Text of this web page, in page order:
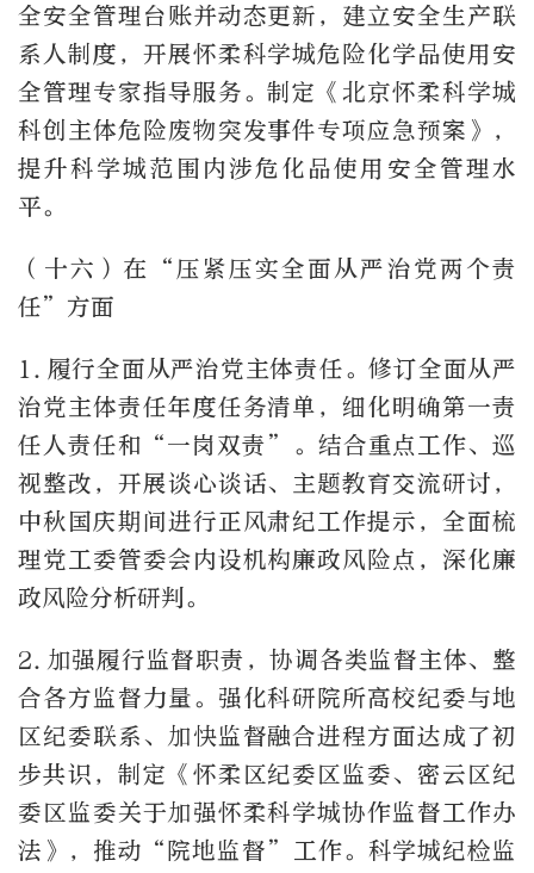
全安全管理台账并动态更新，建立安全生产联
系人制度，开展怀柔科学城危险化学品使用安
全管理专家指导服务。制定《北京怀柔科学城
科创主体危险废物突发事件专项应急预案》，
提升科学城范围内涉危化品使用安全管理水
平。
（十六）在“压紧压实全面从严治党两个责
任”方面
1. 履行全面从严治党主体责任。修订全面从严
治党主体责任年度任务清单，细化明确第一责
任人责任和“一岗双责”。结合重点工作、巡
视整改，开展谈心谈话、主题教育交流研讨，
中秋国庆期间进行正风肃纪工作提示，全面梳
理党工委管委会内设机构廉政风险点，深化廉
政风险分析研判。
2. 加强履行监督职责，协调各类监督主体、整
合各方监督力量。强化科研院所高校纪委与地
区纪委联系、加快监督融合进程方面达成了初
步共识，制定《怀柔区纪委区监委、密云区纪
委区监委关于加强怀柔科学城协作监督工作办
法》，推动“院地监督”工作。科学城纪检监